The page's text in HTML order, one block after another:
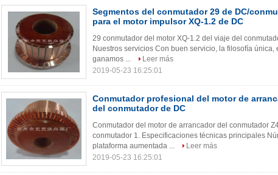
Segmentos del conmutador 29 de DC/
para el motor impulsor XQ-1.2 de DC
29 conmutador del motor XQ-1.2 del viaje del
Nuestros servicios Con buen servicio, la filosofía
ganamos ...
Leer más
2019-05-23 16:25:01
Conmutador profesional del motor de
del conmutador de DC
Conmutador del motor de arrancador del conmutador
conmutador 1. Especificaciones técnicas principales
plataforma aumentada ...
Leer más
2019-05-23 16:25:01